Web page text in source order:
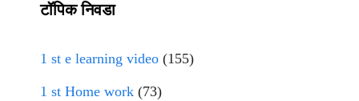
टॉपिक निवडा
1 st e learning video (155)
1 st Home work (73)